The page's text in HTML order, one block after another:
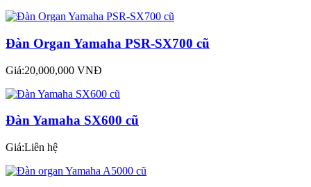
Đàn Organ Yamaha PSR-SX700 cũ
Giá:20,000,000 VNĐ
Đàn Yamaha SX600 cũ
Giá:Liên hệ